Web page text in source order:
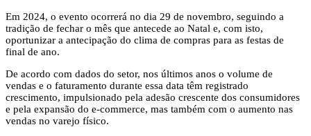
Em 2024, o evento ocorrerá no dia 29 de novembro, seguindo a
tradição de fechar o mês que antecede ao Natal e, com isto,
oportunizar a antecipação do clima de compras para as festas de
final de ano.
De acordo com dados do setor, nos últimos anos o volume de
vendas e o faturamento durante essa data têm registrado
crescimento, impulsionado pela adesão crescente dos consumidores
e pela expansão do e-commerce, mas também com o aumento nas
vendas no varejo físico.